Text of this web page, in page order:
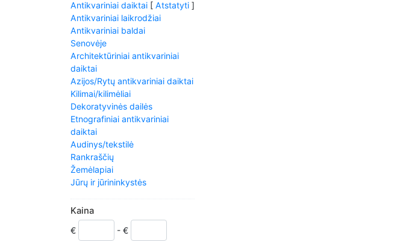
Antikvariniai daiktai [ Atstatyti ]
Antikvariniai laikrodžiai
Antikvariniai baldai
Senovėje
Architektūriniai antikvariniai
daiktai
Azijos/Rytų antikvariniai daiktai
Kilimai/kilimėliai
Dekoratyvinės dailės
Etnografiniai antikvariniai
daiktai
Audinys/tekstilė
Rankraščių
Žemėlapiai
Jūrų ir jūrininkystės
Kiti antikvariniai daiktai
Laikotarpiai/stiliai
Reprodukcijos antikvariniai
Kaina
€ - €